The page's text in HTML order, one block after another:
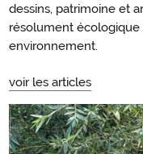
dessins, patrimoine et
résolument
environnement.
voir les articles